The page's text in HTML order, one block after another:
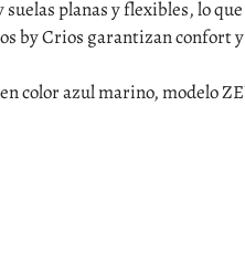
planas y flexibles, lo
by Crios garantizan confort y
color azul marino, modelo